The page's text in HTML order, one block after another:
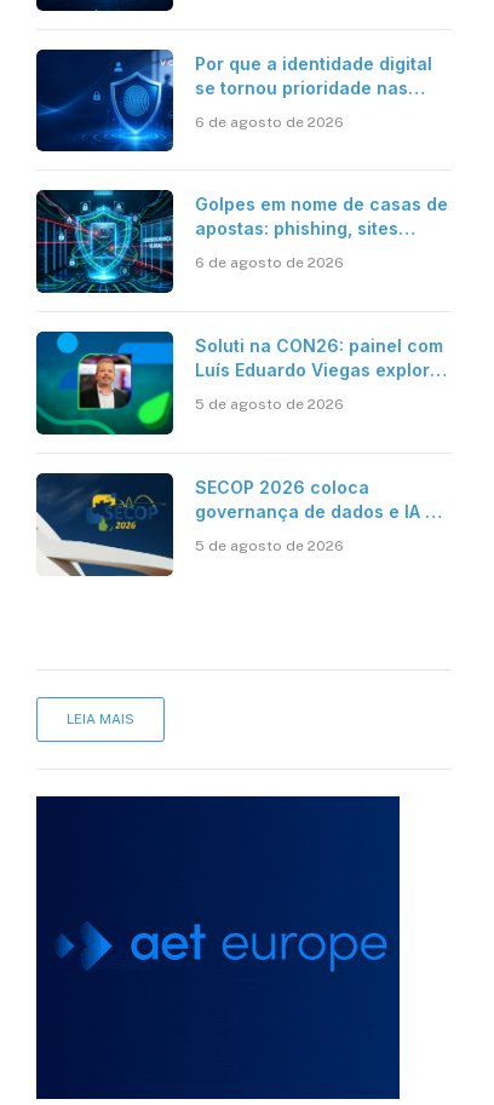
Por que a identidade digital
se tornou prioridade nas
6 de agosto de 2026
Golpes em nome de casas de
apostas: phishing, sites
6 de agosto de 2026
Soluti na CON26: painel com
Luís Eduardo Viegas explora
eficiência da Contabilidade
5 de agosto de 2026
SECOP 2026 coloca
governança de dados e IA no
5 de agosto de 2026
LEIA MAIS